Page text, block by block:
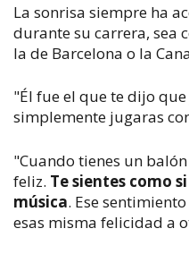
La sonrisa siempre ha
durante su carrera, sea
la de Barcelona o la
"Él fue el que te dijo
simplemente jugaras
"Cuando tienes un
feliz. Te sientes como
música. Ese
esas misma felicidad a